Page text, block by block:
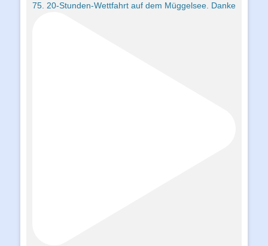
75. 20-Stunden-Wettfahrt auf dem Müggelsee. Danke